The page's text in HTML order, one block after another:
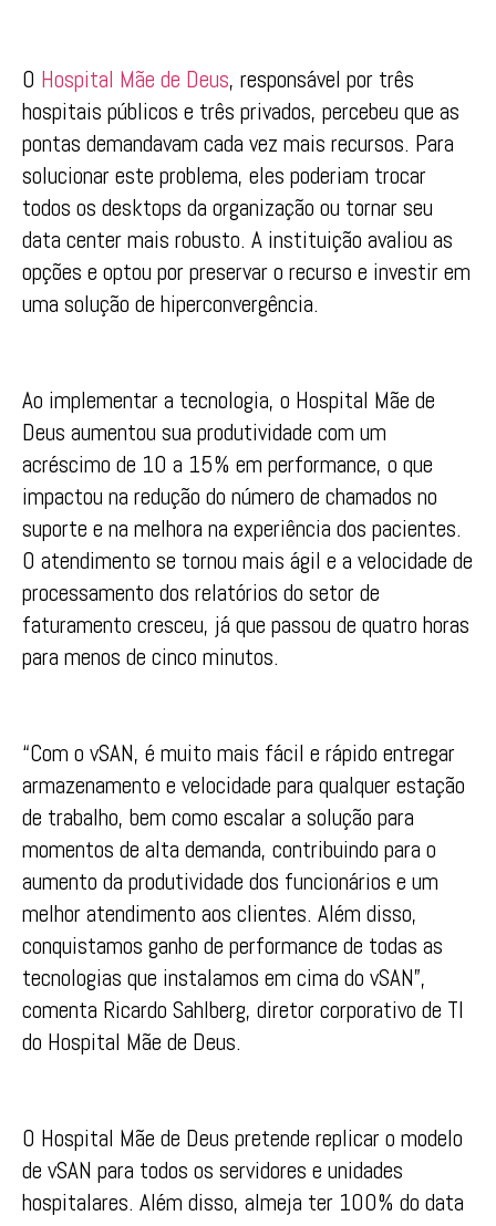
O Hospital Mãe de Deus, responsável por três
hospitais públicos e três privados, percebeu que as
pontas demandavam cada vez mais recursos. Para
solucionar este problema, eles poderiam trocar
todos os desktops da organização ou tornar seu
data center mais robusto. A instituição avaliou as
opções e optou por preservar o recurso e investir em
uma solução de hiperconvergência.
Ao implementar a tecnologia, o Hospital Mãe de
Deus aumentou sua produtividade com um
acréscimo de 10 a 15% em performance, o que
impactou na redução do número de chamados no
suporte e na melhora na experiência dos pacientes.
O atendimento se tornou mais ágil e a velocidade de
processamento dos relatórios do setor de
faturamento cresceu, já que passou de quatro horas
para menos de cinco minutos.
“Com o vSAN, é muito mais fácil e rápido entregar
armazenamento e velocidade para qualquer estação
de trabalho, bem como escalar a solução para
momentos de alta demanda, contribuindo para o
aumento da produtividade dos funcionários e um
melhor atendimento aos clientes. Além disso,
conquistamos ganho de performance de todas as
tecnologias que instalamos em cima do vSAN”,
comenta Ricardo Sahlberg, diretor corporativo de TI
do Hospital Mãe de Deus.
O Hospital Mãe de Deus pretende replicar o modelo
de vSAN para todos os servidores e unidades
hospitalares. Além disso, almeja ter 100% do data